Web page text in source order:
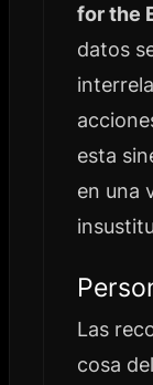
for the
datos
esta
en una
Las
cosa